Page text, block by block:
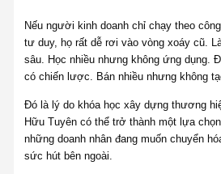
Nếu người kinh doanh chỉ chạy theo
tư duy, họ rất dễ rơi vào vòng xoáy cũ.
sâu. Học nhiều nhưng không ứng dụng.
có chiến lược. Bán nhiều nhưng không
Đó là lý do khóa học xây dựng thương
Hữu Tuyên có thể trở thành một lựa
những doanh nhân đang muốn chuyển
sức hút bên ngoài.